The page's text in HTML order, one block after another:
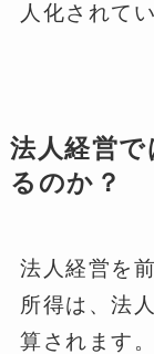
人化されて
法人経営
るのか？
法人経営を
所得は、法
算されます